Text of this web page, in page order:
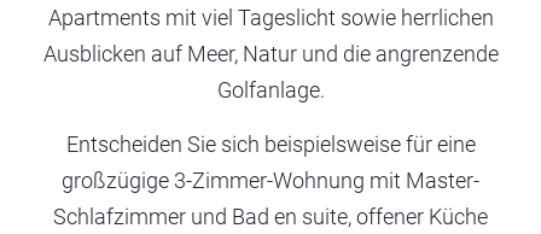
Apartments mit viel Tageslicht sowie herrlichen
Ausblicken auf Meer, Natur und die angrenzende
Golfanlage.
Entscheiden Sie sich beispielsweise für eine
großzügige 3-Zimmer-Wohnung mit Master-
Schlafzimmer und Bad en suite, offener Küche